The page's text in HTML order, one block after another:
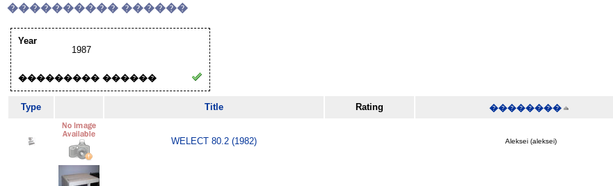
���������� ������
Year
1987
��������� ������
Type Title Rating ��������
WELECT 80.2 (1982) Aleksei (aleksei)